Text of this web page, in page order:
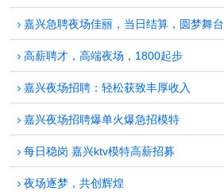
嘉兴急聘夜场佳丽，当日结算，圆梦舞台
高薪聘才，高端夜场，1800起步
嘉兴夜场招聘：轻松获致丰厚收入
嘉兴夜场招聘爆单火爆急招模特
每日稳岗 嘉兴ktv模特高薪招募
夜场逐梦，共创辉煌